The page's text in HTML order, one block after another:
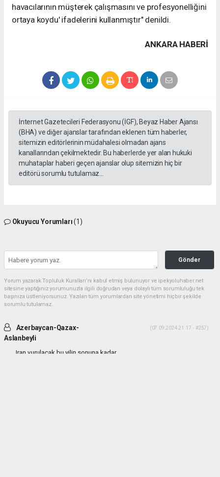
havacılarının müşterek çalışmasını ve profesyonelliğini
ortaya koydu' ifadelerini kullanmıştır" denildi.
ANKARA HABERİ
İnternet Gazetecileri Federasyonu (İGF), Beyaz Haber Ajansı
(BHA) ve diğer ajanslar tarafından eklenen tüm haberler,
sitemizin editörlerinin müdahalesi olmadan ajans
kanallarından çekilmektedir. Bu haberlerde yer alan hukuki
muhataplar haberi geçen ajanslar olup sitemizin hiç bir
editörü sorumlu tutulamaz...
Okuyucu Yorumları(1)
Gönder
Yorum yazarak Topluluk Kuralları’nı kabul etmiş bulunuyor ve ipekyoluhaber.net
sitesine yaptığınız yorumunuzla ilgili doğrudan veya dolaylı tüm sorumluluğu tek
başınıza üstleniyorsunuz. Yazılan tüm yorumlardan site yönetimi hiçbir şekilde
sorumlu tutulamaz.
Azerbaycan-Qazax-
Aslanbeyli
(07.09.2024 21:17 - #257)
Iran vurulacak bu yilin sonuna kadar...